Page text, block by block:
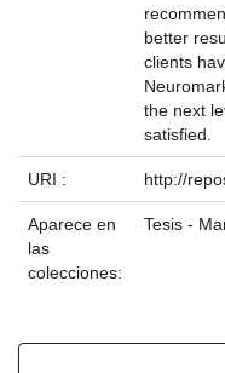
better
clients
the next
satisfied.
URI : http://
Aparece en
las
colecciones:
Tesis -